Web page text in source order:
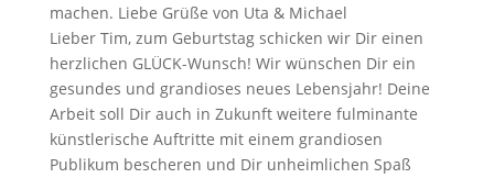
machen. Liebe Grüße von Uta & Michael
Lieber Tim, zum Geburtstag schicken wir Dir einen
herzlichen GLÜCK-Wunsch! Wir wünschen Dir ein
gesundes und grandioses neues Lebensjahr! Deine
Arbeit soll Dir auch in Zukunft weitere fulminante
künstlerische Auftritte mit einem grandiosen
Publikum bescheren und Dir unheimlichen Spaß